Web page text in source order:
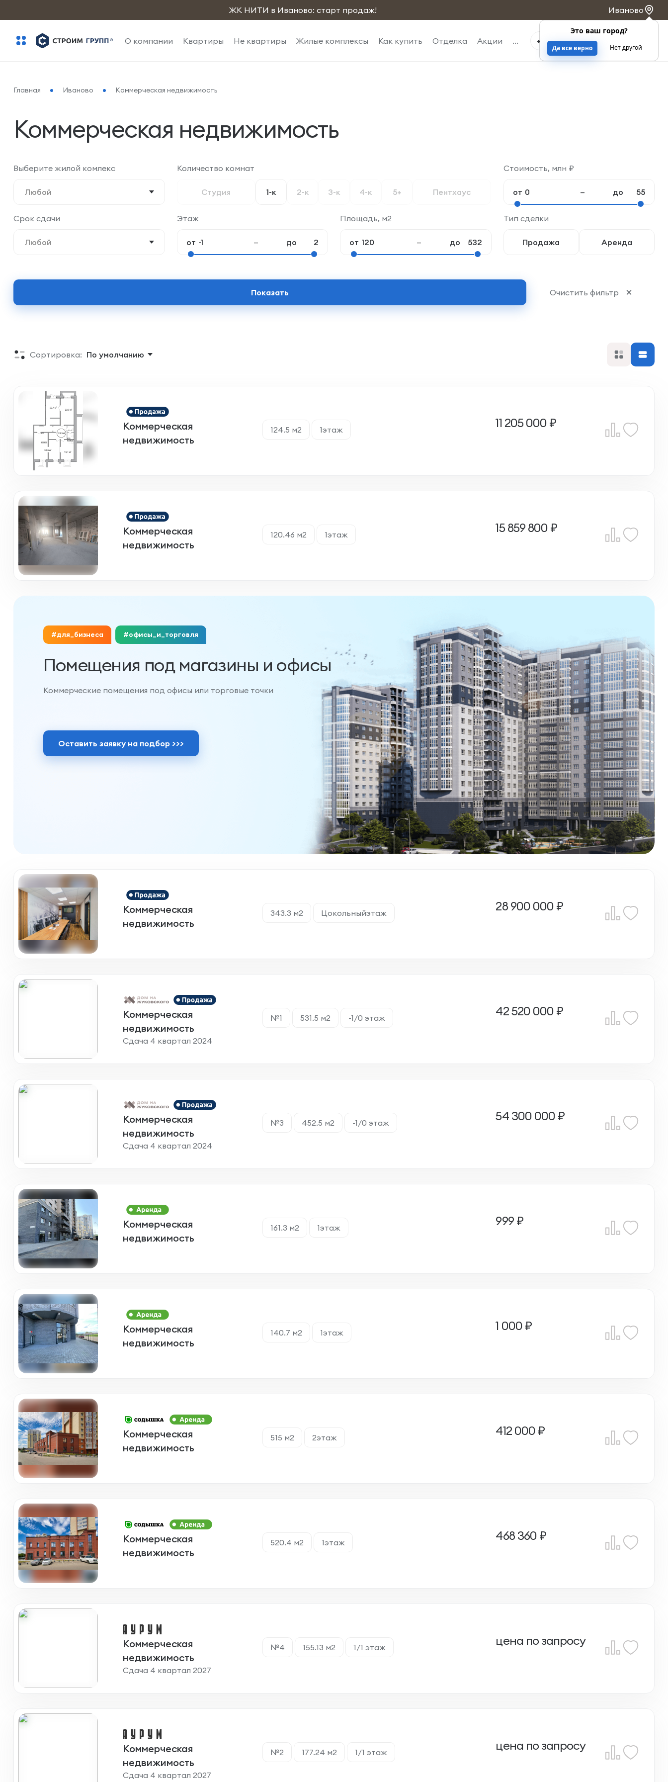
ЖК НИТИ в Иваново: старт продаж! Иваново
Это ваш город?
Да все верно Нет другой
О компании Квартиры Не квартиры Жилые комплексы Как купить Отделка Акции ... +7 4932 263-363
Главная Иваново Коммерческая недвижимость
Коммерческая недвижимость
Выберите жилой комлекс
Любой
Количество комнат
Студия 1-к 2-к 3-к 4-к 5+ Пентхаус
Стоимость, млн ₽
—
от до
Срок сдачи
Любой
Этаж
—
от до
Площадь, м2
—
от до
Тип сделки
Продажа Аренда
Показать Очистить фильтр
Сортировка: По умолчанию
Коммерческая
недвижимость
124.5 м2 1этаж 11 205 000 ₽
Коммерческая
недвижимость
120.46 м2 1этаж 15 859 800 ₽
#для_бизнеса #офисы_и_торговля
Помещения под магазины и офисы
Коммерческие помещения под офисы или торговые точки
Оставить заявку на подбор >>>
Коммерческая
недвижимость
343.3 м2 Цокольныйэтаж 28 900 000 ₽
Коммерческая
недвижимость
Сдача 4 квартал 2024
№1 531.5 м2 -1/0 этаж 42 520 000 ₽
Коммерческая
недвижимость
Сдача 4 квартал 2024
№3 452.5 м2 -1/0 этаж 54 300 000 ₽
Коммерческая
недвижимость
161.3 м2 1этаж 999 ₽
Коммерческая
недвижимость
140.7 м2 1этаж 1 000 ₽
Коммерческая
недвижимость
515 м2 2этаж 412 000 ₽
Коммерческая
недвижимость
520.4 м2 1этаж 468 360 ₽
Коммерческая
недвижимость
Сдача 4 квартал 2027
№4 155.13 м2 1/1 этаж цена по запросу
Коммерческая
недвижимость
Сдача 4 квартал 2027
№2 177.24 м2 1/1 этаж цена по запросу